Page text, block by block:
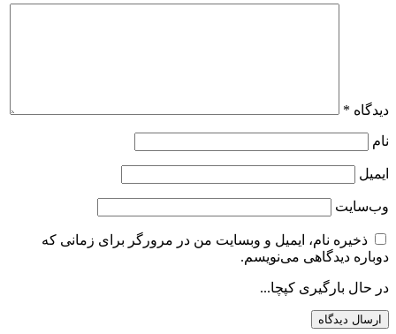
دیدگاه *
نام
ایمیل
وب‌سایت
ذخیره نام، ایمیل و وبسایت من در مرورگر برای زمانی که
دوباره دیدگاهی می‌نویسم.
در حال بارگیری کپچا...